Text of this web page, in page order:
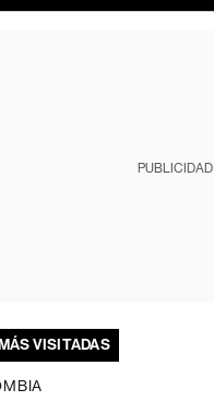
PUBLICIDAD
VISITADAS